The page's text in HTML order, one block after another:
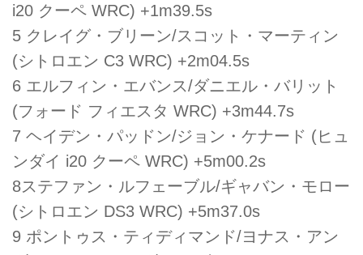
i20 クーペ WRC) +1m39.5s
5 クレイグ・ブリーン/スコット・マーティン
(シトロエン C3 WRC) +2m04.5s
6 エルフィン・エバンス/ダニエル・バリット
(フォード フィエスタ WRC) +3m44.7s
7 ヘイデン・パッドン/ジョン・ケナード (ヒュ
ンダイ i20 クーペ WRC) +5m00.2s
8ステファン・ルフェーブル/ギャバン・モロー
(シトロエン DS3 WRC) +5m37.0s
9 ポントゥス・ティディマンド/ヨナス・アン